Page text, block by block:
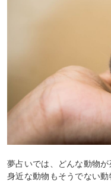
夢占いでは、どんな動物が
身近な動物もそうでない